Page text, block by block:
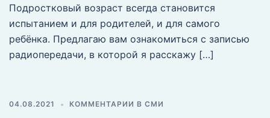
Подростковый возраст всегда становится
испытанием и для родителей, и для самого
ребёнка. Предлагаю вам ознакомиться с записью
радиопередачи, в которой я расскажу […]
04.08.2021 КОММЕНТАРИИ В СМИ